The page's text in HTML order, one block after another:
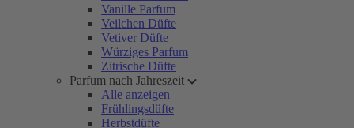
Vanille Parfum
Veilchen Düfte
Vetiver Düfte
Würziges Parfum
Zitrische Düfte
Parfum nach Jahreszeit
Alle anzeigen
Frühlingsdüfte
Herbstdüfte